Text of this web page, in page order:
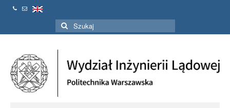
Szuklaj
w: